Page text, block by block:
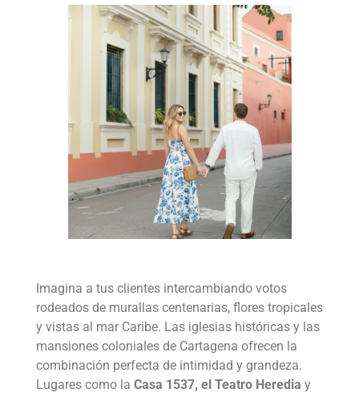
Imagina a tus clientes intercambiando votos
rodeados de murallas centenarias, flores tropicales
y vistas al mar Caribe. Las iglesias históricas y las
mansiones coloniales de Cartagena ofrecen la
combinación perfecta de intimidad y grandeza.
Lugares como la Casa 1537, el Teatro Heredia y